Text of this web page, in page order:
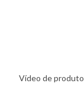
Vídeo de produto